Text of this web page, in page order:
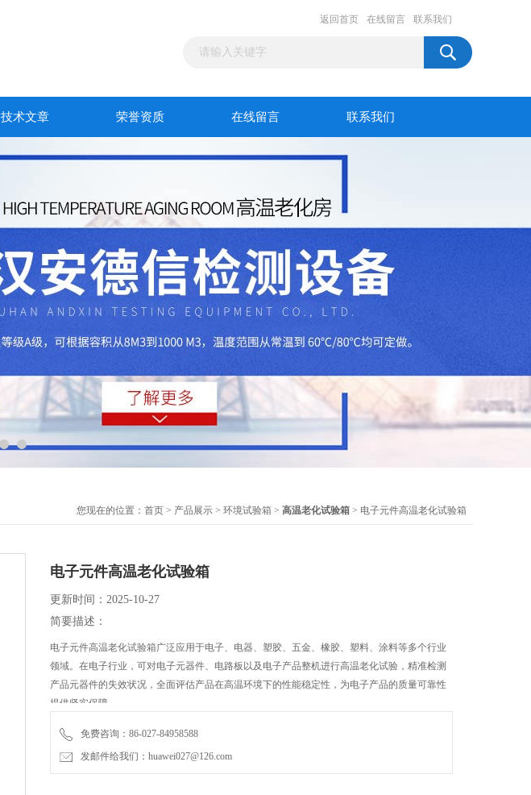
返回首页 在线留言 联系我们
技术文章 荣誉资质 在线留言 联系我们
您现在的位置： 首页 > 产品展示 > 环境试验箱 > 高温老化试验箱 > 电子元件高温老化试验箱
电子元件高温老化试验箱
更新时间：2025-10-27
简要描述：
电子元件高温老化试验箱广泛应用于电子、电器、塑胶、五金、橡胶、塑料、涂料等多个行业
领域。在电子行业，可对电子元器件、电路板以及电子产品整机进行高温老化试验，精准检测
产品元器件的失效状况，全面评估产品在高温环境下的性能稳定性，为电子产品的质量可靠性
提供坚实保障。
免费咨询：86-027-84958588
发邮件给我们：huawei027@126.com